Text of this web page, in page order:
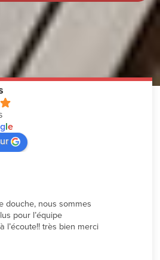
gle
douche, nous sommes
pour l’équipe
l’écoute!! très bien merci